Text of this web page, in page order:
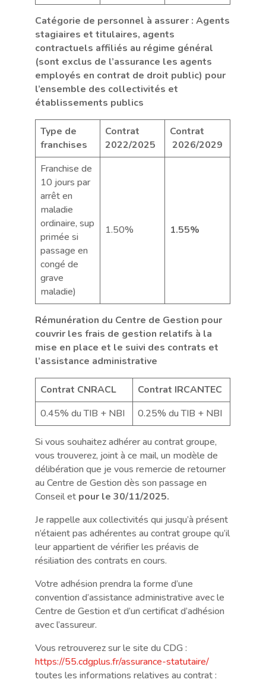
Catégorie de personnel à assurer : Agents
stagiaires et titulaires, agents
contractuels affiliés au régime général
(sont exclus de l’assurance les agents
employés en contrat de droit public) pour
l’ensemble des collectivités et
établissements publics
Type de
franchises
Contrat
2022/2025
Contrat
2026/2029
Franchise de
10 jours par
arrêt en
maladie
ordinaire, sup
primée si
passage en
congé de
grave
maladie)
1.50% 1.55%
Rémunération du Centre de Gestion pour
couvrir les frais de gestion relatifs à la
mise en place et le suivi des contrats et
l’assistance administrative
Contrat CNRACL
Contrat IRCANTEC
0.45% du TIB + NBI
0.25% du TIB + NBI
Si vous souhaitez adhérer au contrat groupe,
vous trouverez, joint à ce mail, un modèle de
délibération que je vous remercie de retourner
au Centre de Gestion dès son passage en
Conseil et pour le 30/11/2025.
Je rappelle aux collectivités qui jusqu’à présent
n’étaient pas adhérentes au contrat groupe qu’il
leur appartient de vérifier les préavis de
résiliation des contrats en cours.
Votre adhésion prendra la forme d’une
convention d’assistance administrative avec le
Centre de Gestion et d’un certificat d’adhésion
avec l’assureur.
Vous retrouverez sur le site du CDG :
https://55.cdgplus.fr/assurance-statutaire/
toutes les informations relatives au contrat :